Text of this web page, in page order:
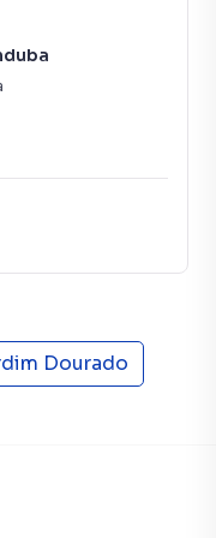
ou locação, além de
lançamentos na
regiões de
com seu estilo de
a praticidade de
ou
A Imobiliária
Dourado